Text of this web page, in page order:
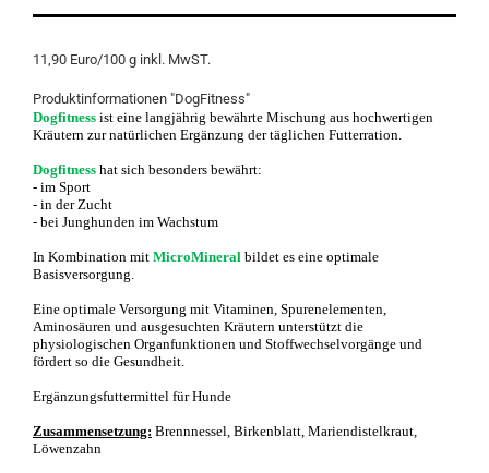
11,90 Euro/100 g inkl. MwST.
Produktinformationen "DogFitness"
Dogfitness ist eine langjährig bewährte Mischung aus hochwertigen
Kräutern zur natürlichen Ergänzung der täglichen Futterration.
Dogfitness hat sich besonders bewährt:
- im Sport
- in der Zucht
- bei Junghunden im Wachstum
In Kombination mit MicroMineral bildet es eine optimale
Basisversorgung.
Eine optimale Versorgung mit Vitaminen, Spurenelementen,
Aminosäuren und ausgesuchten Kräutern unterstützt die
physiologischen Organfunktionen und Stoffwechselvorgänge und
fördert so die Gesundheit.
Ergänzungsfuttermittel für Hunde
Zusammensetzung: Brennnessel, Birkenblatt, Mariendistelkraut,
Löwenzahn